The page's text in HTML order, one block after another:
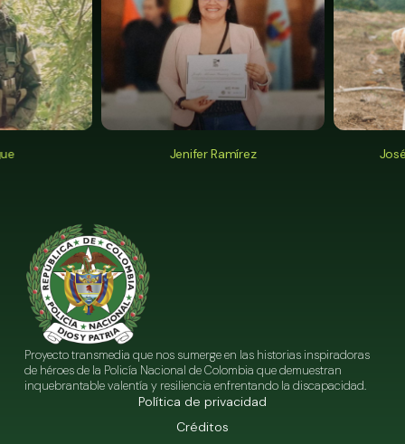
Jenifer Ramírez José
Proyecto transmedia que nos sumerge en las historias inspiradoras
de héroes de la Policía Nacional de Colombia que demuestran
inquebrantable valentía y resiliencia enfrentando la discapacidad.
Política de privacidad
Créditos